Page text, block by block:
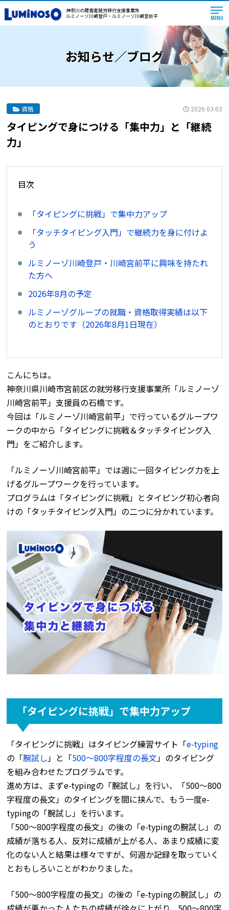
神奈川の障害者就労移行支援事業所
ルミノーゾ川崎登戸・ルミノーゾ川崎宮前平
MENU
お知らせ／ブログ
資格 2026.03.03
タイピングで身につける「集中力」と「継続
力」
目次
「タイピングに挑戦」で集中力アップ
「タッチタイピング入門」で継続力を身に付けよ
う
ルミノーゾ川崎登戸・川崎宮前平に興味を持たれ
た方へ
2026年8月の予定
ルミノーゾグループの就職・資格取得実績は以下
のとおりです（2026年8月1日現在）
こんにちは。
神奈川県川崎市宮前区の就労移行支援事業所「ルミノーゾ
川崎宮前平」支援員の石橋です。
今回は「ルミノーゾ川崎宮前平」で行っているグループワ
ークの中から「タイピングに挑戦＆タッチタイピング入
門」をご紹介します。
「ルミノーゾ川崎宮前平」では週に一回タイピング力を上
げるグループワークを行っています。
プログラムは「タイピングに挑戦」とタイピング初心者向
けの「タッチタイピング入門」の二つに分かれています。
「タイピングに挑戦」で集中力アップ
「タイピングに挑戦」はタイピング練習サイト「e-typing
の「腕試し」と「500～800字程度の長文」のタイピング
を組み合わせたプログラムです。
進め方は、まずe-typingの「腕試し」を行い、「500～800
字程度の長文」のタイピングを間に挟んで、もう一度e-
typingの「腕試し」を行います。
「500～800字程度の長文」の後の「e-typingの腕試し」の
成績が落ちる人、反対に成績が上がる人、あまり成績に変
化のない人と結果は様々ですが、何週か記録を取っていく
とおもしろいことがわかりました。
「500～800字程度の長文」の後の「e-typingの腕試し」の